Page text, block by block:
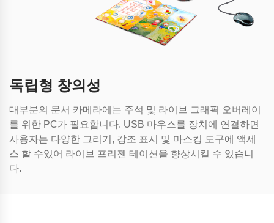
독립형 창의성
대부분의 문서 카메라에는 주석 및 라이브 그래픽 오버레이
를 위한 PC가 필요합니다. USB 마우스를 장치에 연결하면
사용자는 다양한 그리기, 강조 표시 및 마스킹 도구에 액세
스 할 수있어 라이브 프리젠 테이션을 향상시킬 수 있습니
다.